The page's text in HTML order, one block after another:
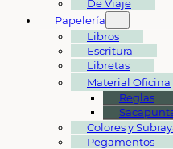
De Viaje
Papelería
Libros
Escritura
Libretas
Material Oficina
Reglas
Colores y
Pegamentos